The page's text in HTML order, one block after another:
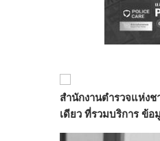
สำนักงานตำรวจแห่ง
เดียว ที่รวมบริการ ข้